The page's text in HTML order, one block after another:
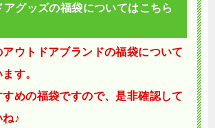
アグッズの福袋についてはこちら
アウトドアブランドの福袋について
す。
めの福袋ですので、是非確認して
♪